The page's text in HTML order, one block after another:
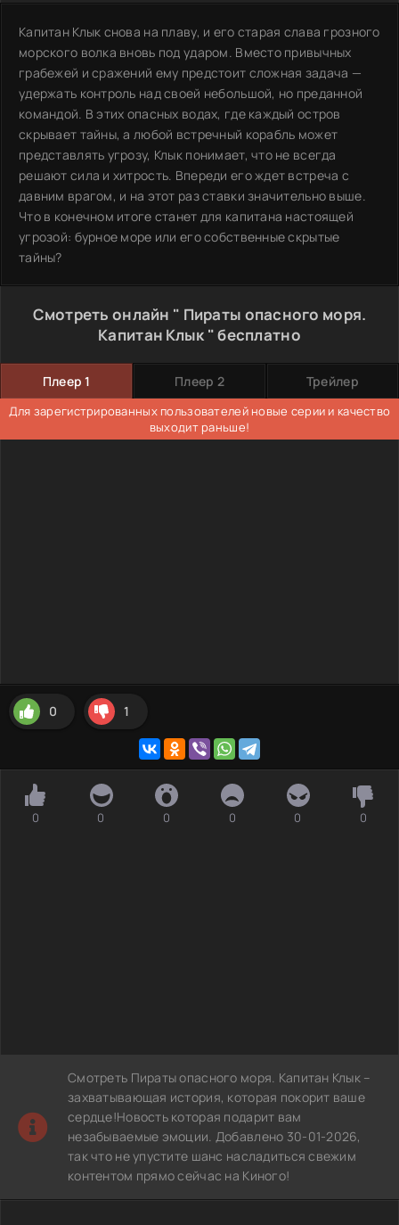
Капитан Клык снова на плаву, и его старая слава грозного
морского волка вновь под ударом. Вместо привычных
грабежей и сражений ему предстоит сложная задача —
удержать контроль над своей небольшой, но преданной
командой. В этих опасных водах, где каждый остров
скрывает тайны, а любой встречный корабль может
представлять угрозу, Клык понимает, что не всегда
решают сила и хитрость. Впереди его ждет встреча с
давним врагом, и на этот раз ставки значительно выше.
Что в конечном итоге станет для капитана настоящей
угрозой: бурное море или его собственные скрытые
тайны?
Смотреть онлайн " Пираты опасного моря.
Капитан Клык " бесплатно
Плеер 1 Плеер 2 Трейлер
Для зарегистрированных пользователей новые серии и качество
выходит раньше!
0 1
0 0 0 0 0 0
Смотреть Пираты опасного моря. Капитан Клык –
захватывающая история, которая покорит ваше
сердце!Новость которая подарит вам
незабываемые эмоции. Добавлено 30-01-2026,
так что не упустите шанс насладиться свежим
контентом прямо сейчас на Киного!